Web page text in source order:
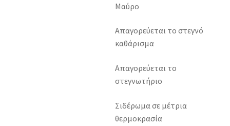
Μαύρο
Απαγορεύεται το στεγνό
καθάρισμα
Απαγορεύεται το
στεγνωτήριο
Σιδέρωμα σε μέτρια
θερμοκρασία